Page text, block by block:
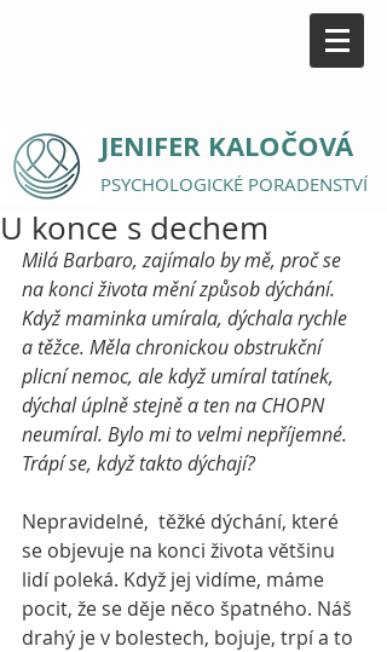
JENIFER KALOČOVÁ
PSYCHOLOGICKÉ PORADENSTVÍ
U konce s dechem
Milá Barbaro, zajímalo by mě, proč se
na konci života mění způsob dýchání.
Když maminka umírala, dýchala rychle
a těžce. Měla chronickou obstrukční
plicní nemoc, ale když umíral tatínek,
dýchal úplně stejně a ten na CHOPN
neumíral. Bylo mi to velmi nepříjemné.
Trápí se, když takto dýchají?
Nepravidelné,  těžké dýchání, které
se objevuje na konci života většinu
lidí poleká. Když jej vidíme, máme
pocit, že se děje něco špatného. Náš
drahý je v bolestech, bojuje, trpí a to